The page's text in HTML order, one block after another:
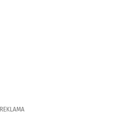
REKLAMA